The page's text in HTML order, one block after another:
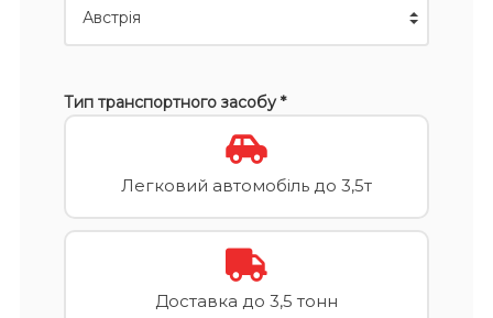
Тип транспортного засобу *
Легковий автомобіль до 3,5т
Доставка до 3,5 тонн